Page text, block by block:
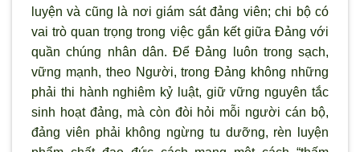
luyện và cũng là nơi giám sát đảng viên; chi bộ có
vai trò quan trọng trong việc gắn kết giữa Đảng với
quần chúng nhân dân. Để Đảng luôn trong sạch,
vững mạnh, theo Người, trong Đảng không những
phải thi hành nghiêm kỷ luật, giữ vững nguyên tắc
sinh hoạt đảng, mà còn đòi hỏi mỗi người cán bộ,
đảng viên phải không ngừng tu dưỡng, rèn luyện